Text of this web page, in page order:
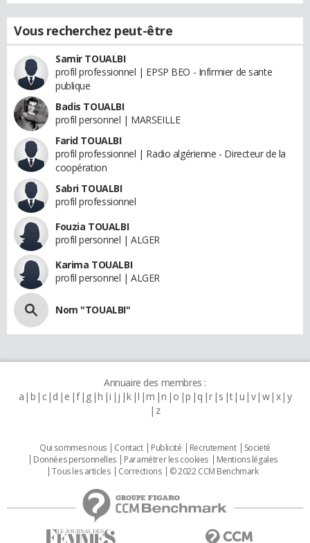
Vous recherchez peut-être
Samir TOUALBI
profil professionnel | EPSP BEO - Infirmier de sante
publique
Badis TOUALBI
profil personnel | MARSEILLE
Farid TOUALBI
profil professionnel | Radio algérienne - Directeur de la
coopération
Sabri TOUALBI
profil professionnel
Fouzia TOUALBI
profil personnel | ALGER
Karima TOUALBI
profil personnel | ALGER
Nom "TOUALBI"
Annuaire des membres :
a b c d e f g h i j k l m n o p q r s t u v w x y
z
Qui sommes nous Contact Publicité Recrutement
Societé
Données personnelles
Paramétrer les cookies
Mentions légales
Tous les articles
Corrections © 2022 CCM Benchmark